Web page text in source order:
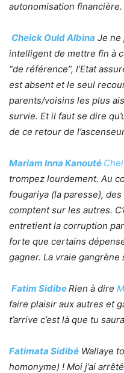
autonomisation
Cheick Ould Albina Je ne
intelligent de mettre fin à
“de référence”, l’Etat
est absent et le seul
parents/voisins les plus
survie. Et il faut se dire
de ce retour de
Mariam Inna Kanouté
trompez lourdement. Au
fougariya (la paresse),
comptent sur les autres.
entretient la corruption
forte que certains
gagner. La vraie gangrène
Fatim SidibeRien à dire
faire plaisir aux autres et
t’arrive c’est là que tu
Fatimata Sidibé Wallaye
homonyme) ! Moi j’ai